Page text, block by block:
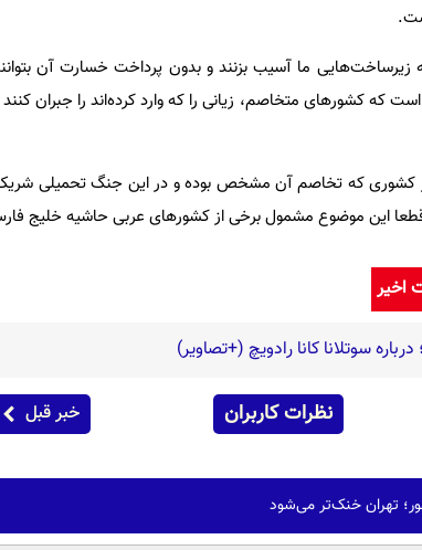
ما آسیب بزنند و بدون پرداخت خسارت آن
که کشورهای متخاصم، زیانی را که وارد کرده‌اند را جبران
که تخاصم آن مشخص بوده و در این جنگ تحمیلی
و قطعا این موضوع مشمول برخی از کشورهای عربی حاشیه خلیج
اخیر
سوتلانا کانا رادویچ (+تصاویر)
نظرات کاربران خبر قبل
تهران خنک‌تر می‌شود